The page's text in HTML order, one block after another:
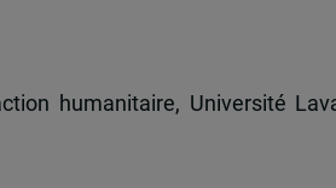
humanitaire, Université